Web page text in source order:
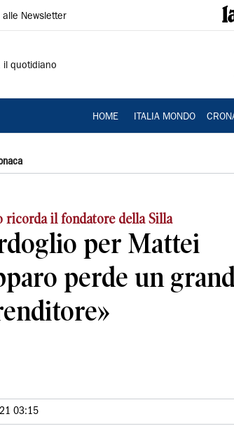
alle Newsletter
il quotidiano
HOME ITALIA MONDO
ricorda il fondatore della Silla
per Mattei
perde un
03:15